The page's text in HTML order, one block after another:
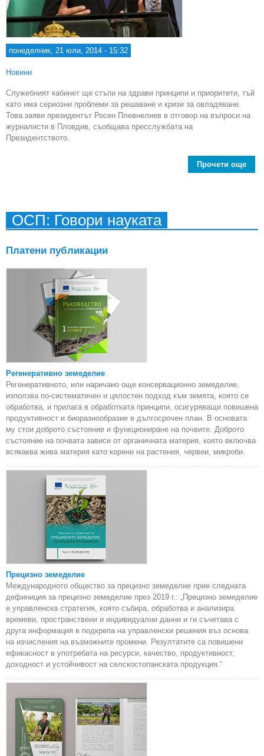
понеделник, 21 юли, 2014 - 15:32
Новини
Служебният кабинет ще стъпи на здрави принципи и приоритети, тъй
като има сериозни проблеми за решаване и кризи за овладяване.
Това заяви президентът Росен Плевнелиев в отговор на въпроси на
журналисти в Пловдив, съобщава пресслужбата на
Президентството.
Прочети още
ОСП: Говори науката
Платени публикации
Регенеративно земеделие
Регенеративното, или наричано още консервационно земеделие,
използва по-систематичен и цялостен подход към земята, която се
обработва, и прилага в обработката принципи, осигуряващи повишена
продуктивност и биоразнообразие в дългосрочен план. В основата
му стои доброто състояние и функциониране на почвите. Доброто
състояние на почвата зависи от органичната материя, която включва
всякаква жива материя като корени на растения, червеи, микроби.
Прецизно земеделие
Международното общество за прецизно земеделие прие следната
дефиниция за прецизно земеделие през 2019 г.: „Прецизно земеделие
е управленска стратегия, която събира, обработва и анализира
времеви, пространствени и индивидуални данни и ги съчетава с
друга информация в подкрепа на управленски решения въз основа
на изчисления на възможните промени. Резултатите са повишени
ефикасност в употребата на ресурси, качество, продуктивност,
доходност и устойчивост на селскостопанската продукция.“